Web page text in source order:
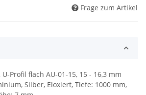
Frage zum Artikel
Profil flach AU-01-15, 15 - 16,3 mm
Silber, Eloxiert, Tiefe: 1000 mm,